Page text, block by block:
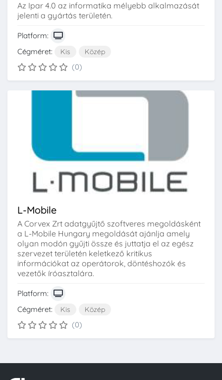
Az Ipar 4.0 az informatika mélyebb alkalmazását
jelenti a gyártás területén.
Platform:
Cégméret:
Kis Közép
(0)
L-Mobile
A Corvex Zrt adatgyűjtő szoftveres megoldásként
a L-Mobile Hungary megoldását ajánlja amely
olyan modón gyűjti össze és juttatja el az egész
szervezet területén keletkező kritikus
információkat az operátorok, döntéshozók és
vezetők íróasztalára.
Platform:
Cégméret:
Kis Közép
(0)